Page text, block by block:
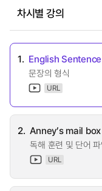
차시별 강의
1. English
문장의 형식
URL
2. Anney’s mail box
독해 훈련 및 단어
URL